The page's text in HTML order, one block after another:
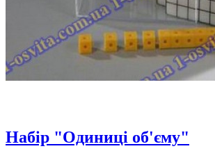
Набір "Одиниці об'єму"